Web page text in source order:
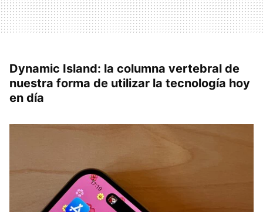
Dynamic Island: la columna vertebral de
nuestra forma de utilizar la tecnología hoy
en día